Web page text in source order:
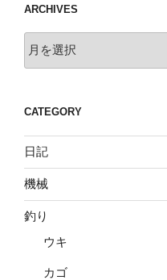
ARCHIVES
CATEGORY
日記
機械
釣り
ウキ
カゴ